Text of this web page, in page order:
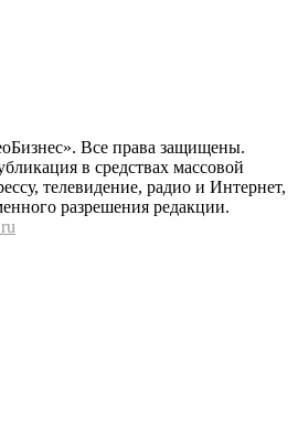
Все права защищены.
в средствах массовой
телевидение, радио и Интернет,
разрешения редакции.